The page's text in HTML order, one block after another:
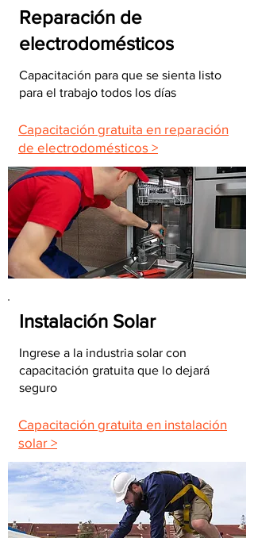
Reparación de
electrodomésticos
Capacitación para que se sienta listo
para el trabajo todos los días
Capacitación gratuita en reparación
de electrodomésticos >
Instalación Solar
Ingrese a la industria solar con
capacitación gratuita que lo dejará
seguro
Capacitación gratuita en instalación
solar >